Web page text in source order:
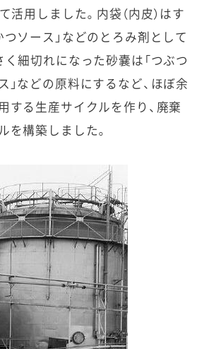
活用しました。内袋（内皮）はす
つソース」などのとろみ剤として
く細切れになった砂嚢は「つぶつ
」などの原料にするなど、ほぼ余
する生産サイクルを作り、廃棄
を構築しました。